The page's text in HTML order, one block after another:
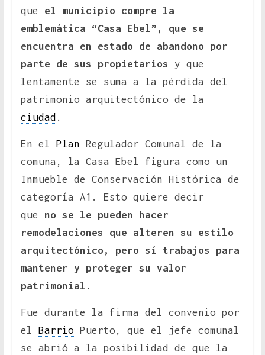
que el municipio compre la
emblemática “Casa Ebel”, que se
encuentra en estado de abandono por
parte de sus propietarios y que
lentamente se suma a la pérdida del
patrimonio arquitectónico de la
ciudad .
En el Plan Regulador Comunal de la
comuna, la Casa Ebel figura como un
Inmueble de Conservación Histórica de
categoría A1. Esto quiere decir
que no se le pueden hacer
remodelaciones que alteren su estilo
arquitectónico, pero sí trabajos para
mantener y proteger su valor
patrimonial.
Fue durante la firma del convenio por
el BarrioPuerto, que el jefe comunal
se abrió a la posibilidad de que la